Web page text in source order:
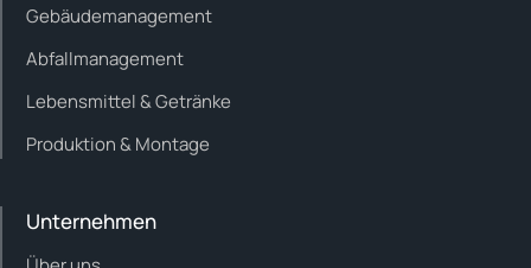
Gebäudemanagement
Abfallmanagement
Lebensmittel & Getränke
Produktion & Montage
Unternehmen